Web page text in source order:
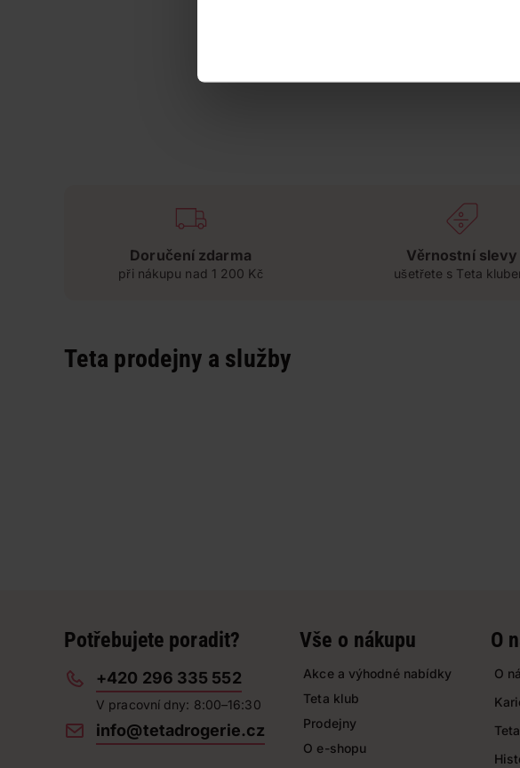
Doručení zdarma
při nákupu nad 1 200 Kč
Věrnostní slevy
ušetřete s Teta
Teta prodejny a služby
Potřebujete poradit?
+420 296 335 552
V pracovní dny: 8:00–16:30
info@tetadrogerie.cz
Vše o nákupu
Akce a výhodné nabídky
Teta klub
Prodejny
O e-shopu
O
O